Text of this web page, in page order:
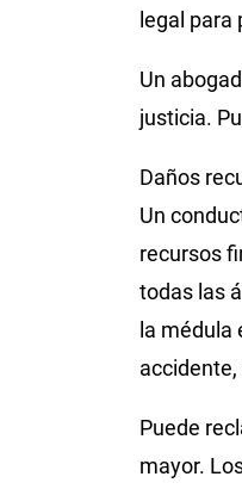
legal
Un
justicia.
Daños
Un
recursos
todas las
la
Puede
mayor.